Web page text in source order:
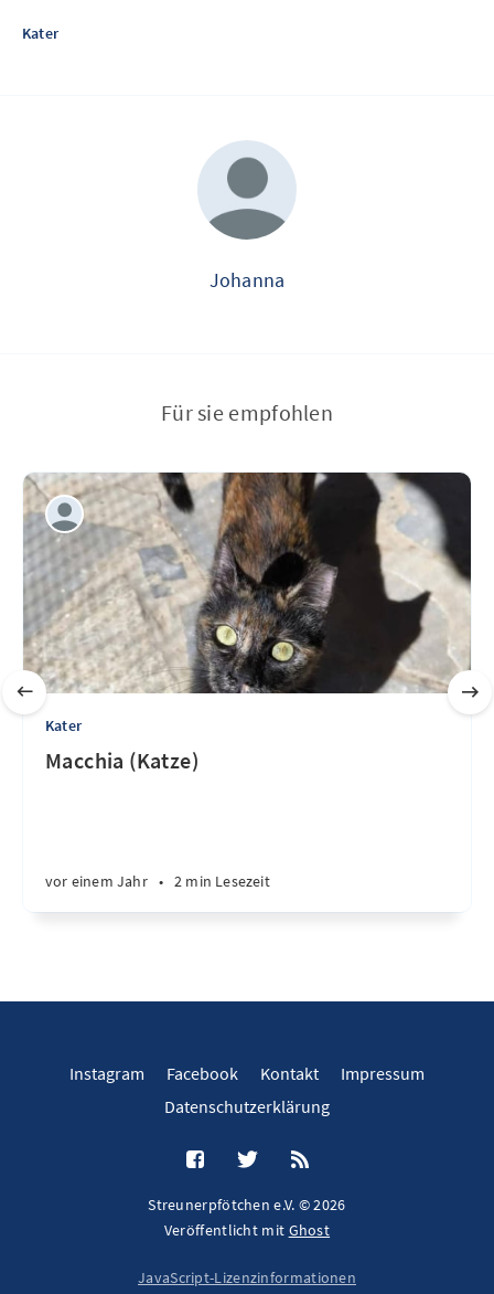
Kater
Johanna
Für sie empfohlen
Kater
Macchia (Katze)
vor einem Jahr • 2 min Lesezeit
Instagram Facebook Kontakt
Impressum
Datenschutzerklärung
Streunerpfötchen e.V. © 2026
Veröffentlicht mit Ghost
JavaScript-Lizenzinformationen